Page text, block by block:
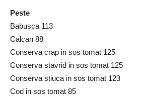
Peste
Babusca 113
Calcan 88
Conserva crap in sos tomat 125
Conserva stavrid in sos tomat 125
Conserva stiuca in sos tomat 123
Cod in sos tomat 85